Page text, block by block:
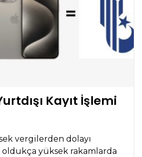
Kayıt İşlemi
vergilerden dolayı
yüksek rakamlarda